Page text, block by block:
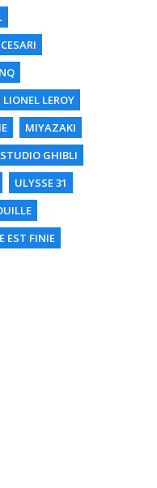
LIONEL LEROY
MIYAZAKI
STUDIO GHIBLI
ULYSSE 31
EST FINIE